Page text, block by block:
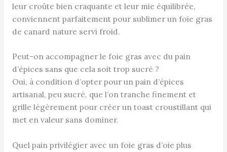
leur croûte bien craquante et leur mie équilibrée,
conviennent parfaitement pour sublimer un foie gras
de canard nature servi froid.
Peut-on accompagner le foie gras avec du pain
d’épices sans que cela soit trop sucré ?
Oui, à condition d’opter pour un pain d’épices
artisanal, peu sucré, que l’on tranche finement et
grille légèrement pour créer un toast croustillant qui
met en valeur sans dominer.
Quel pain privilégier avec un foie gras d’oie plus